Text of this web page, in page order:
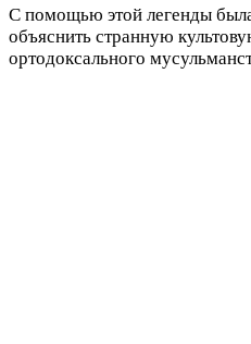
С помощью этой легенды
объяснить странную
ортодоксального